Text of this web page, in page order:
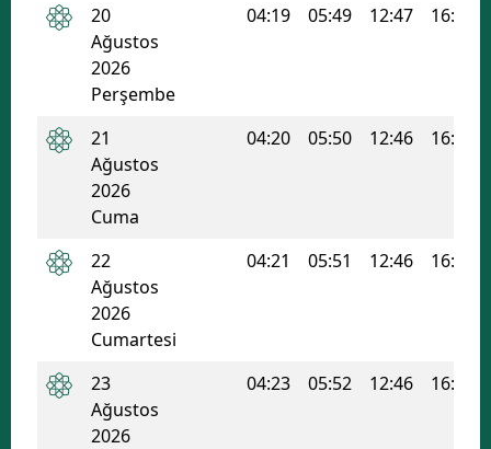
Sivas
Trabzon
20
Ağustos
2026
Perşembe
04:19 05:49 12:47 16:31
21
Ağustos
2026
Cuma
04:20 05:50 12:46 16:31
22
Ağustos
2026
Cumartesi
04:21 05:51 12:46 16:30
23
Ağustos
2026
04:23 05:52 12:46 16:29